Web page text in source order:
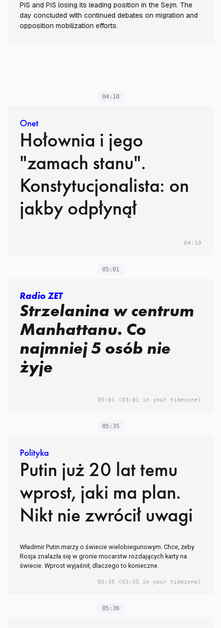
PiS and PiS losing its leading position in the Sejm. The
day concluded with continued debates on migration and
opposition mobilization efforts.
04:10
Onet
Hołownia i jego
"zamach stanu".
Konstytucjonalista: on
jakby odpłynął
04:10
05:01
Radio ZET
Strzelanina w centrum
Manhattanu. Co
najmniej 5 osób nie
żyje
05:01 (03:01 in your timezone)
05:35
Polityka
Putin już 20 lat temu
wprost, jaki ma plan.
Nikt nie zwrócił uwagi
Władimir Putin marzy o świecie wielobiegunowym. Chce, żeby
Rosja znalazła się w gronie mocarstw rozdających karty na
świecie. Wprost wyjaśnił, dlaczego to konieczne.
05:35 (03:35 in your timezone)
05:36